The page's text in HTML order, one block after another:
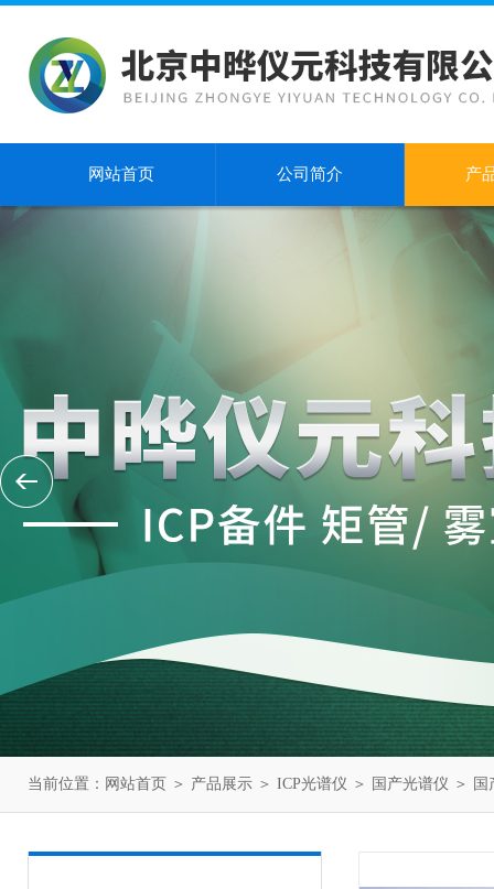
网站首页 公司简介 产
当前位置： 网站首页 ＞ 产品展示 ＞ ICP光谱仪 ＞ 国产光谱仪 ＞ 国